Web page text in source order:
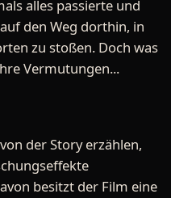
alles passierte und
den Weg dorthin, in
zu stoßen. Doch was
Vermutungen...
der Story erzählen,
besitzt der Film eine